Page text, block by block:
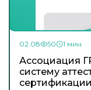
02.08 50 1 мин
Ассоциация
систему